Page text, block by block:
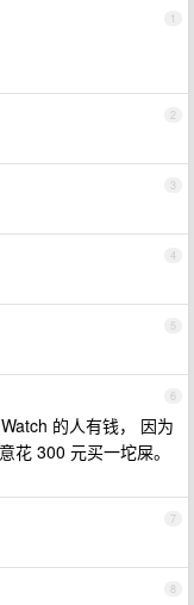
1
2
3
4
5
6
的人有钱， 因为
花 300 元买一坨屎。
7
8